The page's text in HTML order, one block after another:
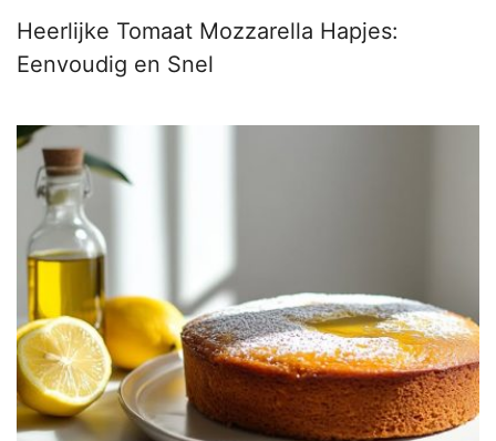
Heerlijke Tomaat Mozzarella Hapjes:
Eenvoudig en Snel